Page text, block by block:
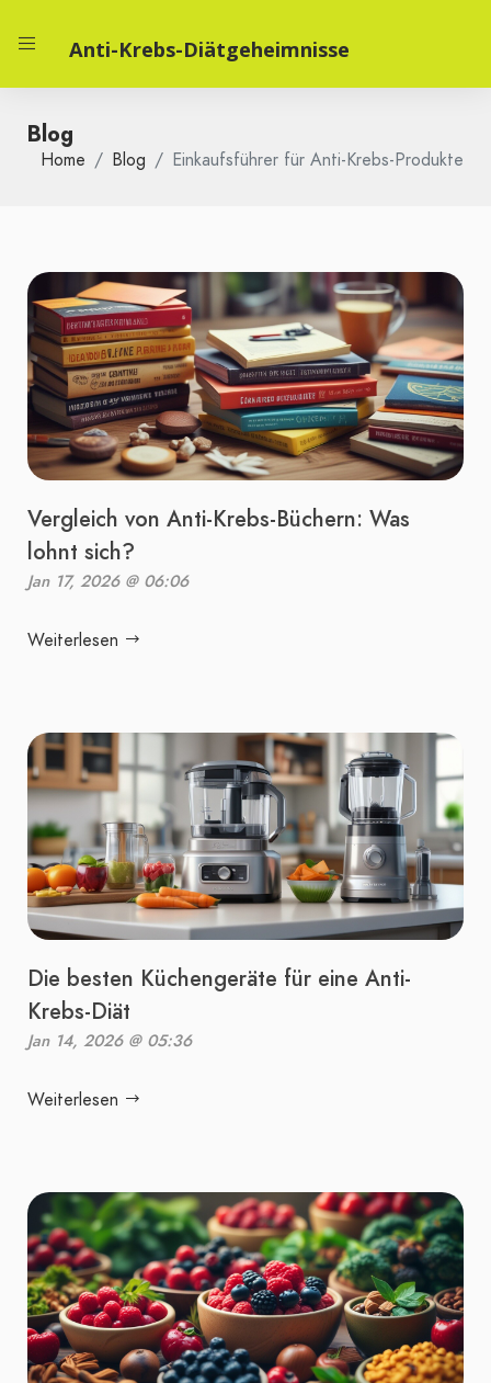
Anti-Krebs-Diätgeheimnisse
Blog
Home Blog Einkaufsführer für Anti-Krebs-Produkte
Vergleich von Anti-Krebs-Büchern: Was
lohnt sich?
Jan 17, 2026 @ 06:06
Weiterlesen
Die besten Küchengeräte für eine Anti-
Krebs-Diät
Jan 14, 2026 @ 05:36
Weiterlesen